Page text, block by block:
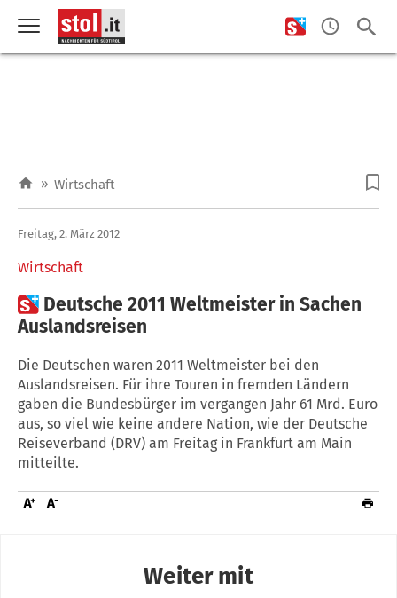
» Wirtschaft
Wirtschaft
Freitag, 2. März 2012
 Deutsche 2011 Weltmeister in Sachen
Auslandsreisen
Die Deutschen waren 2011 Weltmeister bei den
Auslandsreisen. Für ihre Touren in fremden Ländern
gaben die Bundesbürger im vergangen Jahr 61 Mrd. Euro
aus, so viel wie keine andere Nation, wie der Deutsche
Reiseverband (DRV) am Freitag in Frankfurt am Main
mitteilte.